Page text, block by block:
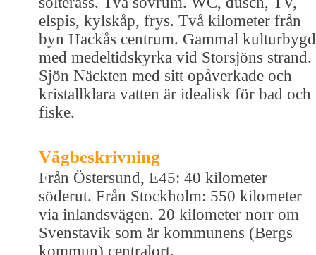
elspis, kylskåp, frys. Två kilometer från
byn Hackås centrum. Gammal kulturbygd
med medeltidskyrka vid Storsjöns strand.
Sjön Näckten med sitt opåverkade och
kristallklara vatten är idealisk för bad och
fiske.
Vägbeskrivning
Från Östersund, E45: 40 kilometer
söderut. Från Stockholm: 550 kilometer
via inlandsvägen. 20 kilometer norr om
Svenstavik som är kommunens (Bergs
kommun) centralort.